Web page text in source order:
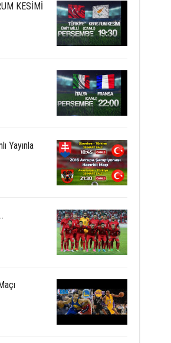
KESİMİ
Yayınla